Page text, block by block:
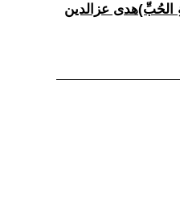
الحُبِّ)هدى عزالدين